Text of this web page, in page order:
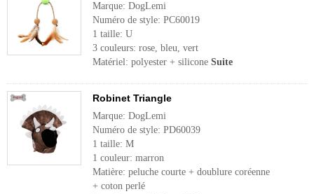
Marque: DogLemi
Numéro de style: PC60019
1 taille: U
3 couleurs: rose, bleu, vert
Matériel: polyester + silicone Suite
Robinet Triangle
Marque: DogLemi
Numéro de style: PD60039
1 taille: M
1 couleur: marron
Matière: peluche courte + doublure coréenne
+ coton perlé